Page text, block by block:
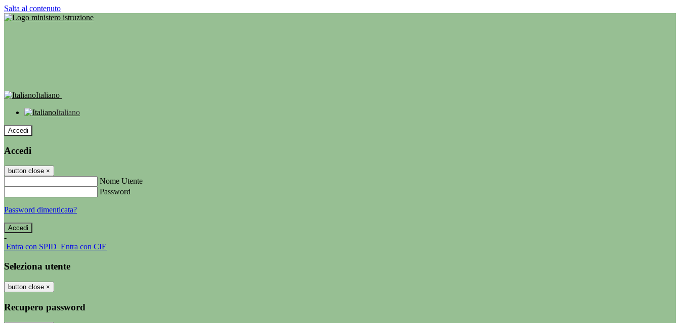
Salta al contenuto
Italiano
Italiano
Accedi
Accedi
button close ×
Nome Utente
Password
Password dimenticata?
-
Entra con SPID Entra con CIE
Seleziona utente
button close ×
Recupero password